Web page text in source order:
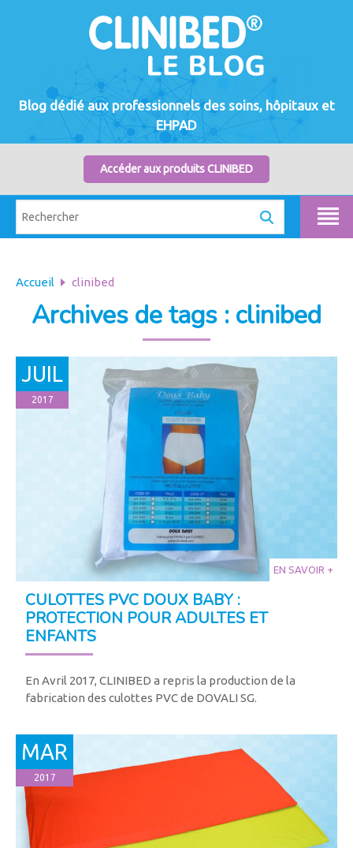
Accéder aux produits CLINIBED
Blog dédié aux professionnels des soins, hôpitaux et
EHPAD
Accueil clinibed
Archives de tags : clinibed
JUIL
2017
EN SAVOIR +
CULOTTES PVC DOUX BABY :
PROTECTION POUR ADULTES ET
ENFANTS
En Avril 2017, CLINIBED a repris la production de la
fabrication des culottes PVC de DOVALI SG.
MAR
2017